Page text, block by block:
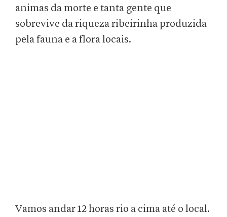
animas da morte e tanta gente que
sobrevive da riqueza ribeirinha produzida
pela fauna e a flora locais.
Vamos andar 12 horas rio a cima até o local.